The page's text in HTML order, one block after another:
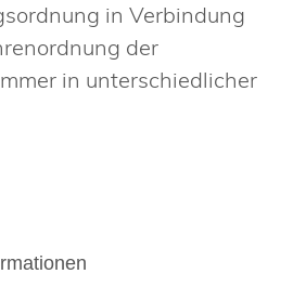
in Verbindung
der
in unterschiedlicher